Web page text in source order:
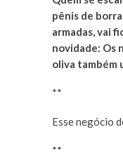
pênis de
armadas, vai
novidade: Os
oliva também
**
Esse negócio
**